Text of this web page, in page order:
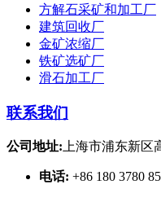
方解石采矿和加工厂
建筑回收厂
金矿浓缩厂
铁矿选矿厂
滑石加工厂
联系我们
公司地址: 上海市浦东新区
电话: +86 180 3780